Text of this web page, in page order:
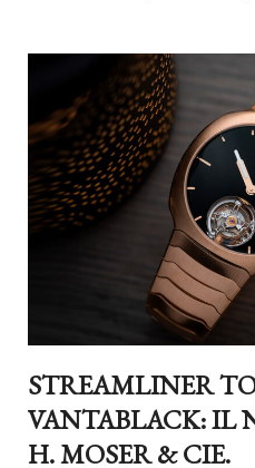
STREAMLINER
VANTABLACK: IL
H. MOSER & CIE.